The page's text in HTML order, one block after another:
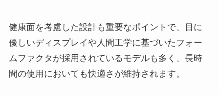
健康面を考慮した設計も重要なポイントで、目に
優しいディスプレイや人間工学に基づいたフォー
ムファクタが採用されているモデルも多く、長時
間の使用においても快適さが維持されます。